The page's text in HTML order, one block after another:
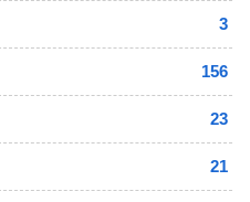
3
156
23
21